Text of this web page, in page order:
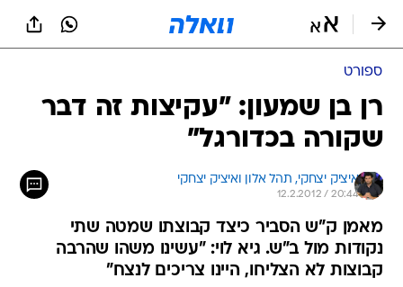
ספורט
רן בן שמעון: "עקיצות זה דבר
שקורה בכדורגל"
איציק יצחקי, תהל אלון ואיציק יצחקי
12.2.2012 / 20:44
מאמן ק"ש הסביר כיצד קבוצתו שמטה שתי
נקודות מול ב"ש. גיא לוי: "עשינו משהו שהרבה
קבוצות לא הצליחו, היינו צריכים לנצח"